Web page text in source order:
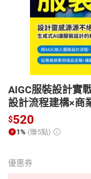
AIGC服裝設計實
設計流程建構×商
創作與價值體系【
$520
1% (賺5點)
優惠券